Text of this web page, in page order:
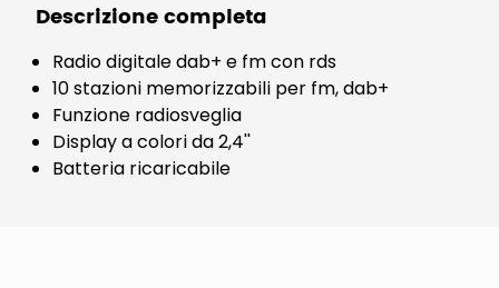
Descrizione completa
Radio digitale dab+ e fm con rds
10 stazioni memorizzabili per fm, dab+
Funzione radiosveglia
Display a colori da 2,4''
Batteria ricaricabile